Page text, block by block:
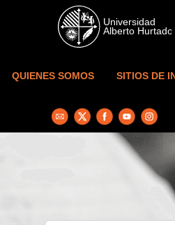
Skip to main content
QUIENES SOMOS SITIOS DE